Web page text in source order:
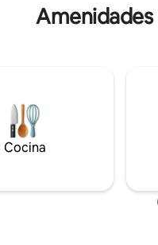
dormitorio. Este alojamiento
y 1 baño tiene 2 camas,
de acero
una isla central. Este espacio
diseñado incluye
bien pensadas y todo lo
Amenidades
Cocina